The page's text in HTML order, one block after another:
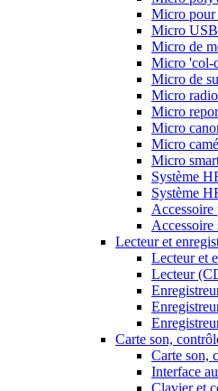
Micro pour
Micro USB
Micro de
Micro 'col-
Micro de
Micro
Micro
Micro
Micro
Micro
Système
Système
Accessoire
Lecteur et
Lecteur et
Lecteur
Carte son,
Carte son,
Interface
Clavier et